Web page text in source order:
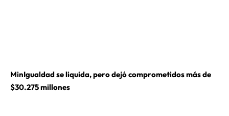
MinIgualdad se liquida, pero dejó comprometidos más de
$30.275 millones